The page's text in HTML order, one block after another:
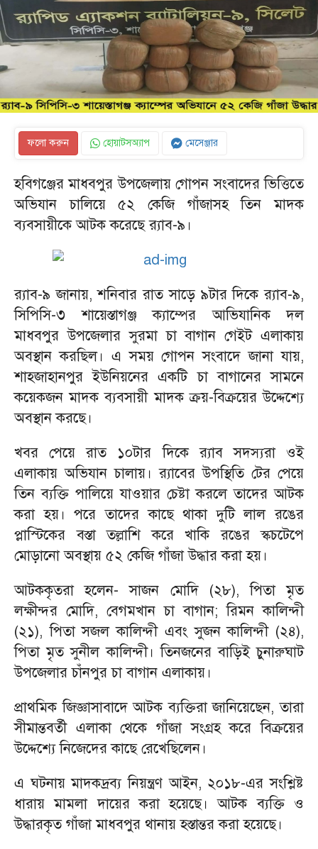
ফলো করুন হোয়াটসঅ্যাপ মেসেঞ্জার
হবিগঞ্জের মাধবপুর উপজেলায় গোপন সংবাদের ভিত্তিতে
অভিযান চালিয়ে ৫২ কেজি গাঁজাসহ তিন মাদক
ব্যবসায়ীকে আটক করেছে র‌্যাব-৯।
র‌্যাব-৯ জানায়, শনিবার রাত সাড়ে ৯টার দিকে র‌্যাব-৯,
সিপিসি-৩ শায়েস্তাগঞ্জ ক্যাম্পের আভিযানিক দল
মাধবপুর উপজেলার সুরমা চা বাগান গেইট এলাকায়
অবস্থান করছিল। এ সময় গোপন সংবাদে জানা যায়,
শাহজাহানপুর ইউনিয়নের একটি চা বাগানের সামনে
কয়েকজন মাদক ব্যবসায়ী মাদক ক্রয়-বিক্রয়ের উদ্দেশ্যে
অবস্থান করছে।
খবর পেয়ে রাত ১০টার দিকে র‌্যাব সদস্যরা ওই
এলাকায় অভিযান চালায়। র‌্যাবের উপস্থিতি টের পেয়ে
তিন ব্যক্তি পালিয়ে যাওয়ার চেষ্টা করলে তাদের আটক
করা হয়। পরে তাদের কাছে থাকা দুটি লাল রঙের
প্লাস্টিকের বস্তা তল্লাশি করে খাকি রঙের স্কচটেপে
মোড়ানো অবস্থায় ৫২ কেজি গাঁজা উদ্ধার করা হয়।
আটককৃতরা হলেন- সাজন মোদি (২৮), পিতা মৃত
লক্ষীন্দর মোদি, বেগমখান চা বাগান; রিমন কালিন্দী
(২১), পিতা সজল কালিন্দী এবং সুজন কালিন্দী (২৪),
পিতা মৃত সুনীল কালিন্দী। তিনজনের বাড়িই চুনারুঘাট
উপজেলার চাঁনপুর চা বাগান এলাকায়।
প্রাথমিক জিজ্ঞাসাবাদে আটক ব্যক্তিরা জানিয়েছেন, তারা
সীমান্তবর্তী এলাকা থেকে গাঁজা সংগ্রহ করে বিক্রয়ের
উদ্দেশ্যে নিজেদের কাছে রেখেছিলেন।
এ ঘটনায় মাদকদ্রব্য নিয়ন্ত্রণ আইন, ২০১৮-এর সংশ্লিষ্ট
ধারায় মামলা দায়ের করা হয়েছে। আটক ব্যক্তি ও
উদ্ধারকৃত গাঁজা মাধবপুর থানায় হস্তান্তর করা হয়েছে।